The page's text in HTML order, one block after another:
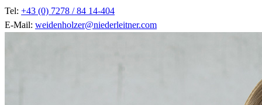
Tel: +43 (0) 7278 / 84 14-404
E-Mail: weidenholzer@niederleitner.com